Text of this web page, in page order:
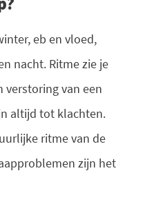
eb en vloed,
nacht. Ritme zie je
verstoring van een
altijd tot klachten.
ritme van de
zijn het